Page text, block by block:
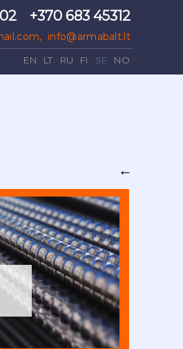
EN LT RU FI SE NO
+370 683 45312
, info@armabalt.lt
←